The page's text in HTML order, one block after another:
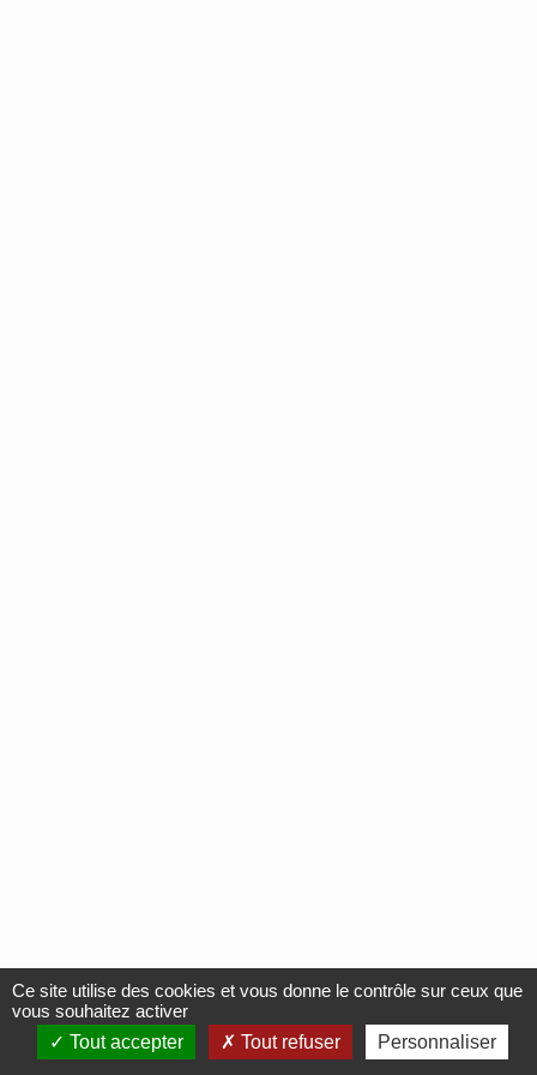
Ce site utilise des cookies et vous donne le contrôle sur ceux que
vous souhaitez activer
Tout accepter
Tout refuser Personnaliser